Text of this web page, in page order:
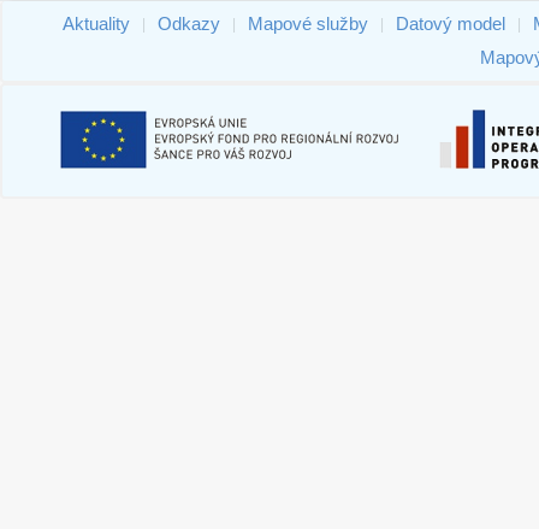
Aktuality Odkazy Mapové služby Datový model